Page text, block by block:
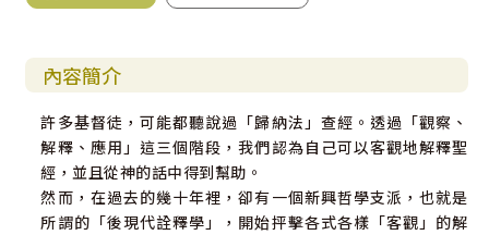
內容簡介
許多基督徒，可能都聽說過「歸納法」查經。透過「觀察、
解釋、應用」這三個階段，我們認為自己可以客觀地解釋聖
經，並且從神的話中得到幫助。
然而，在過去的幾十年裡，卻有一個新興哲學支派，也就是
所謂的「後現代詮釋學」，開始抨擊各式各樣「客觀」的解